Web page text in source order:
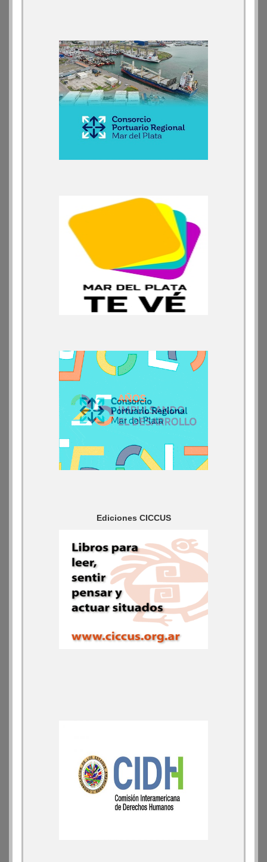
Ediciones CICCUS